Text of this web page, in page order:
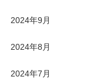
2024年9月
2024年8月
2024年7月